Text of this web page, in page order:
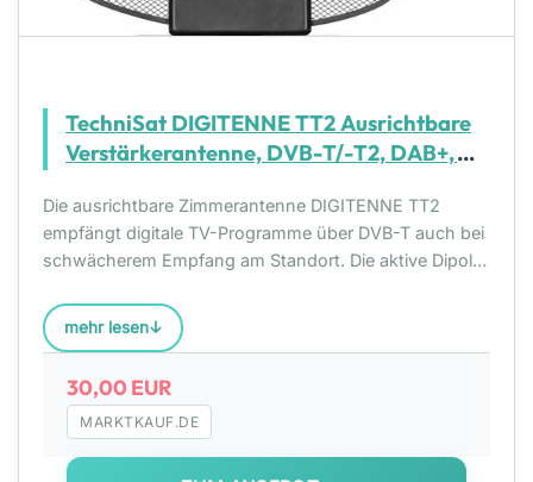
TechniSat DIGITENNE TT2 Ausrichtbare
Verstärkerantenne, DVB-T/-T2, DAB+,
Die ausrichtbare Zimmerantenne DIGITENNE TT2
empfängt digitale TV-Programme über DVB-T auch bei
schwächerem Empfang am Standort. Die aktive Dipol-
Leistung braucht nur in Richtung des stärksten DVB-T
Signals au
mehr lesen
30,00 EUR
MARKTKAUF.DE